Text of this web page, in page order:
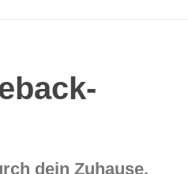
dein Zuhause.